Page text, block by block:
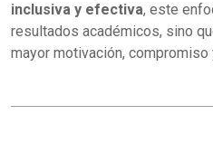
inclusiva y efectiva, este
resultados académicos, sino
mayor motivación,